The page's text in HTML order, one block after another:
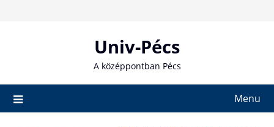
Univ-Pécs
A középpontban Pécs
Menu